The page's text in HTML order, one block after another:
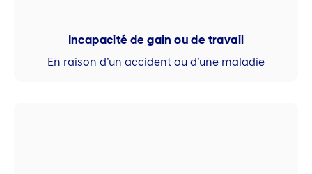
Incapacité de gain ou de travail
En raison d’un accident ou d’une maladie